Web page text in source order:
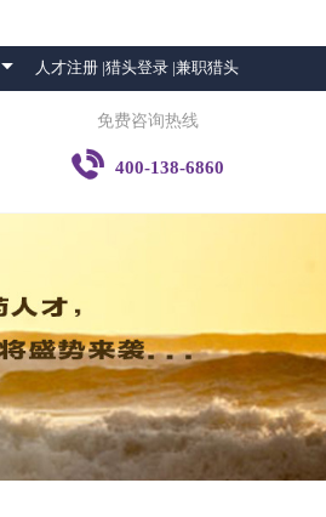
 人才注册 |猎头登录 |兼职猎头
免费咨询热线
 400-138-6860